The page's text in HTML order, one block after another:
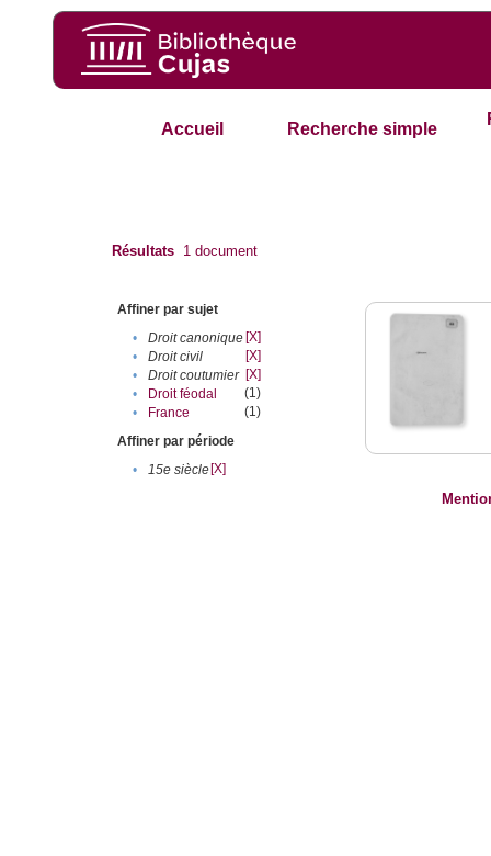
Accueil Recherche simple
Résultats 1 document
Affiner par sujet
•
Droit canonique [X]
•
Droit civil
[X]
•
Droit coutumier [X]
•
Droit féodal
(1)
•
France
(1)
Affiner par période
•
15e siècle[X]